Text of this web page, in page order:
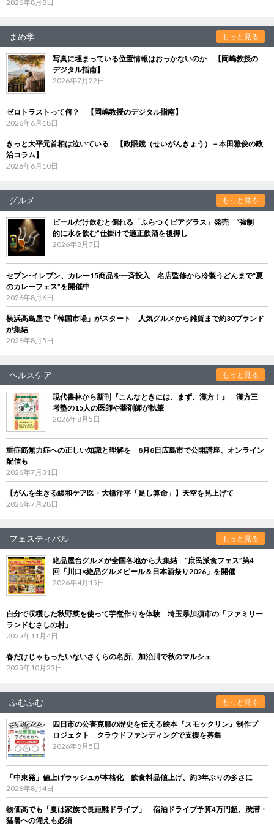
2026年8月8日
まめ学 もっと見る
写真に埋まっている位置情報はおっかないのか 【岡嶋教授の
デジタル指南】
2026年7月22日
ゼロトラストって何？ 【岡嶋教授のデジタル指南】
2026年6月18日
きっと大平元首相は泣いている 【政眼鏡（せいがんきょう）－本田雅俊の政
治コラム】
2026年6月10日
グルメ もっと見る
ビールだけ飲むと倒れる「ふらつくビアグラス」発売 “強制
的に水を飲む”仕掛けで適正飲酒を後押し
2026年8月7日
セブン‐イレブン、カレー15商品を一斉投入 名店監修から冷製うどんまで“夏
のカレーフェス”を開催中
2026年8月6日
横浜高島屋で「韓国市場」がスタート 人気グルメから雑貨まで約30ブランド
が集結
2026年8月5日
ヘルスケア もっと見る
現代書林から新刊『こんなときには、まず、漢方！』 漢方三
考塾の15人の医師や薬剤師が執筆
2026年8月5日
重症筋無力症への正しい知識と理解を 8月8日広島市で公開講座、オンライン
配信も
2026年7月31日
【がんを生きる緩和ケア医・大橋洋平「足し算命」】天空を見上げて
2026年7月28日
フェスティバル もっと見る
絶品屋台グルメが全国各地から大集結 “庶民派食フェス”第4
回「川口×絶品グルメビール＆日本酒祭り2026」を開催
2026年4月15日
自分で収穫した秋野菜を使って芋煮作りを体験 埼玉県加須市の「ファミリー
ランドむさしの村」
2025年11月4日
春だけじゃもったいないさくらの名所、加治川で秋のマルシェ
2025年10月23日
ふむふむ もっと見る
四日市の公害克服の歴史を伝える絵本『スモックリン』制作プ
ロジェクト クラウドファンディングで支援を募集
2026年8月5日
「中東発」値上げラッシュが本格化 飲食料品値上げ、約3年ぶりの多さに
2026年8月4日
物価高でも「夏は家族で長距離ドライブ」 宿泊ドライブ予算4万円超、渋滞・
猛暑への備えも必須